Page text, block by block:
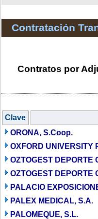
Contratación
Contratos por
Clave
ORONA, S.Coop.
OXFORD UNIVERSITY
OZTOGEST DEPORTE
OZTOGEST DEPORTE
PALACIO
PALEX MEDICAL, S.A.
PALOMEQUE, S.L.